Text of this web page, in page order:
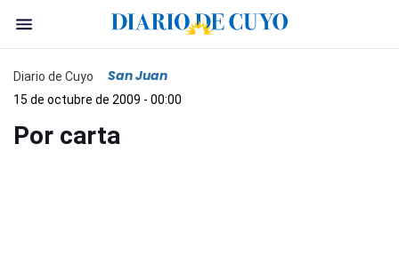
Diario de Cuyo San Juan
15 de octubre de 2009 - 00:00
Por carta